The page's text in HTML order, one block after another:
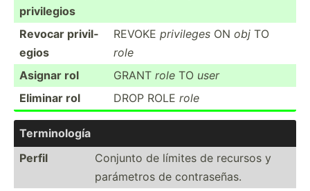
privil­egios
Revocar privil­
egios
REVOKE privileges ON obj TO
role
Asignar rol
GRANT role TO user
Eliminar rol
DROP ROLE role
Termin­ología
Perfil
Conjunto de límites de recursos y
parámetros de contra­señas.